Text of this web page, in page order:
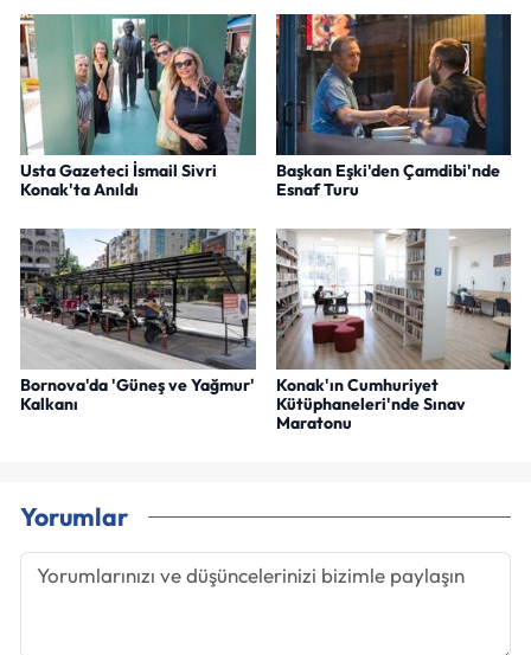
Usta Gazeteci İsmail Sivri
Konak'ta Anıldı
Başkan Eşki'den Çamdibi'nde
Esnaf Turu
Bornova'da 'Güneş ve Yağmur'
Kalkanı
Konak'ın Cumhuriyet
Kütüphaneleri'nde Sınav
Maratonu
Yorumlar